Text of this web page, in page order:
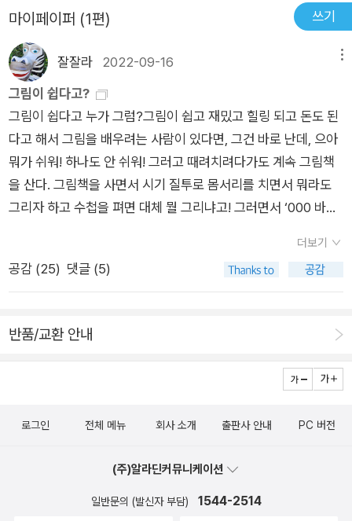
기구로 한국 제품을 소개합니다. 원서는 아이패드와 프로크리에
이터로 설명하지만 누구나 쉽게 시작할 수 있도록 보급 장비와 무
료 앱도 소개합니다. 그 밖에도 일반인의 실습 결과 등 굳이 번역
하지 않아도 될 부분까지 가능한한 번역 동의를 구하여 화면을 확
대하며 꼼꼼하게 현지화했습니다. 베타 리더 리뷰 실무 지식과 테
크닉을 이 책 한 권으로 이 책을 보면서 그림과 도식에 대해 막연
했던 생각을 명확하고 구체적으로 정리할 수 있었습니다. 덕분에
흥미롭게 읽었네요. 저는 손 그림을 영상으로 제작하는 스토리 작
가 홍순성입니다. 주로 기업의 제품이나 서비스, 제안서를 영상으
다 보니, 아날로그 방식으로 처리하는 것처럼 보이지만, 실제로는
디지털 방식으로 작업합니다. 어떤 면에서는 그래픽 레코딩을 디
지털로 하는 것과 비슷한 셈이죠. 영상을 제작할 때 그래픽 레코
해하곤 합니다. 왜냐하면 사람의 뇌는 말과 글보다 이미지로 생각
들 때 그림과 도식으로 표현하면 더 직관적이고 이해하기 쉬운 것
을 이 책 한 권으로 다시 익힐 수 있었습니다. 그러다 보니 이 책
딩은 우리의 사고력과 커뮤니케이션, 창의력을 향상하는 데 큰 도
움을 줍니다. 종이와 펜을 들고 오늘부터 바로 시작해보세요! - 홍
수 있게 해줍니다. 어떤 일이든 마찬가지지만 이 책은 메뉴얼 정
도이기 때문에 실제로 현장에서 써먹기 위해선 계속해서 써보고
연습하는 게 필수적입니다. 회사에서 일을 하면서 커뮤니케이션
이 중요하고, 중요하고, 중요하고, 정말 중요하고, 정말정말 중요
하다는 걸 매일같이 느끼고 배우고 있는데 이 책에서 조금 더 힌
트를 찾을 수 있어서 좋았습니다.
림으로 표현하고 전달하기라고 할 수 있다. 많이 접해본 내용이
겠지만 이 책에서는 그림 이라는 것 자체를 어렵게 느끼는 이들까
지도 고려하고 있는 점이 무척 마음에 들었고 유용했다. 그림을
넘어 색 사용법, 어떻게 스토리를 이어가야 하는가 까지, 당장 응
용하는데 손색이 없도록 친절하게 안내해 놓았다. 적극 추천하고
픈 비쥬얼 씽킹 안내서이다. _이 책으로 ‘그리면서 생각하는 기
술’을 익히면 ‘사고력’과 ‘커뮤니케이션‘, ’창의력‘과 같은 업무에
꼭 필요한 스킬을 자연스럽게 향상할 수 있습니다._p13 _감정
을 담을 때는 과장될수록 좋습니다. 가능한 한 큰 몸짓으로 그려
를 만들 수 있습니다. 몸통을 고무판이라고 생각하고 구부리거나
펴보면서 다양하게 표현해보세요._p87 _연관된 것을 가까이
에 모아 두면 한 덩어리로 보이는 효과가 있습니다. 관련된 건 가
구성되었는지 직관적으로 알 수 있게 합니다._p149 _그래픽
레코딩을 실행하는 순서1단계: 제목과 레이아웃을 미리 그린다2
단계: 이야기를 들으면서 내용을 채운다3단계: 보완하며 마무리
마이페이퍼 (1편) 쓰기
잘잘라 2022-09-16
그림이 쉽다고?
그림이 쉽다고 누가 그럼?그림이 쉽고 재밌고 힐링 되고 돈도 된
다고 해서 그림을 배우려는 사람이 있다면, 그건 바로 난데, 으아
뭐가 쉬워! 하나도 안 쉬워! 그러고 때려치려다가도 계속 그림책
을 산다. 그림책을 사면서 시기 질투로 몸서리를 치면서 뭐라도
그리자 하고 수첩을 펴면 대체 뭘 그리냐고! 그러면서 ‘000 바보‘,
을 보고 다시 수첩을 들고 다니기 시작.ㅡㅡㅡ(31p.) 그리는 행위
는 단순해 보이지만 실제로는 무엇을 그릴지, 무엇을 안 그릴지를
기는 거죠. ㅡㅡㅡ그렇다. 그리는 행위는 단순해 보인다. 펜과 종
이만 있으면 그릴 수 있으니까. 하지만 무얼 그릴지를 선택하는
건 쉽지 않다. 왜 그럴까. 내가 나를 몰라서 그렇다. 내가 진짜 뭘
속이다. 나의 아버지는 지금 내 나이보다 딱 12년 더 살고 돌아가
고 계셨던 거다. 아버지가 만약, 앞으로 삶이 12년 뒤에 끝난다는
걸 알았다면 다르게 사셨을까? 그렇게 좋아하셨던 식물농장을
더보기
공감 (25) 댓글 (5)
반품/교환 안내
로그인 전체 메뉴 회사 소개 출판사 안내 PC 버전
(주)알라딘커뮤니케이션
일반문의 (발신자 부담) 1544-2514